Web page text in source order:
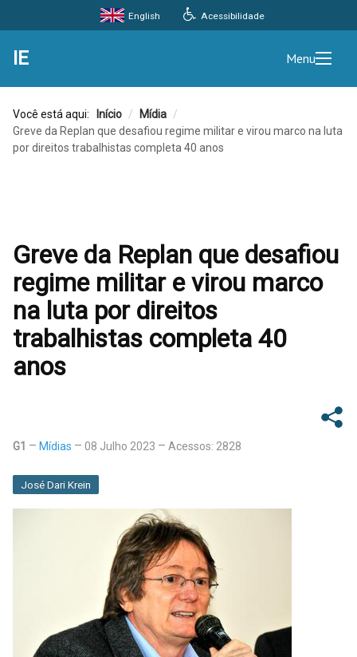
Acessibilidade
English
IE Menu
Você está aqui: Início / Mídia /
Greve da Replan que desafiou regime militar e virou marco na luta
por direitos trabalhistas completa 40 anos
Greve da Replan que desafiou
regime militar e virou marco
na luta por direitos
trabalhistas completa 40
anos
G1 Mídias 08 Julho 2023 Acessos: 2828
José Dari Krein